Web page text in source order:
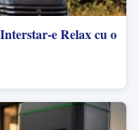
e Relax cu o